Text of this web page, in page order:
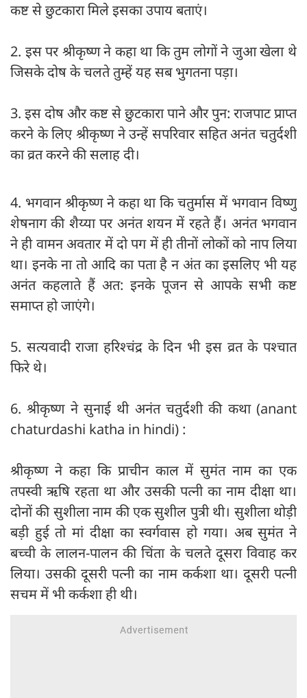
कष्ट से छुटकारा मिले इसका उपाय बताएं।
2. इस पर श्रीकृष्ण ने कहा था कि तुम लोगों ने जुआ खेला थे
जिसके दोष के चलते तुम्हें यह सब भुगतना पड़ा।
3. इस दोष और कष्ट से छुटकारा पाने और पुन: राजपाट प्राप्त
करने के लिए श्रीकृष्ण ने उन्हें सपरिवार सहित अनंत चतुर्दशी
का व्रत करने की सलाह दी।
4. भगवान श्रीकृष्ण ने कहा था कि चतुर्मास में भगवान विष्णु
शेषनाग की शैय्या पर अनंत शयन में रहते हैं। अनंत भगवान
ने ही वामन अवतार में दो पग में ही तीनों लोकों को नाप लिया
था। इनके ना तो आदि का पता है न अंत का इसलिए भी यह
अनंत कहलाते हैं अत: इनके पूजन से आपके सभी कष्ट
समाप्त हो जाएंगे।
5. सत्यवादी राजा हरिश्चंद्र के दिन भी इस व्रत के पश्चात
फिरे थे।
6. श्रीकृष्ण ने सुनाई थी अनंत चतुर्दशी की कथा (anant
chaturdashi katha in hindi) :
श्रीकृष्ण ने कहा कि प्राचीन काल में सुमंत नाम का एक
तपस्वी ऋषि रहता था और उसकी पत्नी का नाम दीक्षा था।
दोनों की सुशीला नाम की एक सुशील पुत्री थी। सुशीला थोड़ी
बड़ी हुई तो मां दीक्षा का स्वर्गवास हो गया। अब सुमंत ने
बच्ची के लालन-पालन की चिंता के चलते दूसरा विवाह कर
लिया। उसकी दूसरी पत्नी का नाम कर्कशा था। दूसरी पत्नी
सचम में भी कर्कशा ही थी।